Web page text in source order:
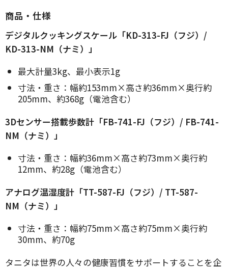
商品・仕様
デジタルクッキングスケール「KD-313-FJ（フジ）/
KD-313-NM（ナミ）」
最大計量3kg、最小表示1g
寸法・重さ：幅約153mm×高さ約36mm×奥行約
205mm、約368g（電池含む）
3Dセンサー搭載歩数計「FB-741-FJ（フジ）/ FB-741-
NM（ナミ）」
寸法・重さ：幅約36mm×高さ約73mm×奥行約
12mm、約28g（電池含む）
アナログ温湿度計「TT-587-FJ（フジ）/ TT-587-
NM（ナミ）」
寸法・重さ：幅約75mm×高さ約75mm×奥行約
30mm、約70g
タニタは世界の人々の健康習慣をサポートすることを企